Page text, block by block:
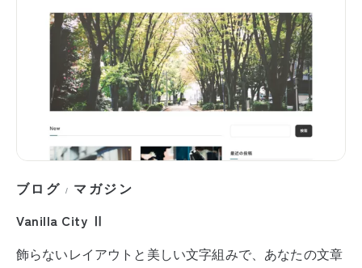
ブログ / マガジン
Vanilla City Ⅱ
飾らないレイアウトと美しい文字組みで、あなたの文章